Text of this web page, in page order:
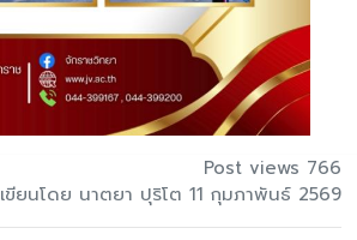
Post views 766
เขียนโดย นาตยา ปุริโต 11 กุมภาพันธ์ 2569